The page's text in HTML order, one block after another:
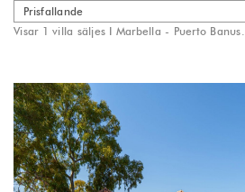
Prisfallande
Visar 1 villa säljes I Marbella - Puerto Banus.